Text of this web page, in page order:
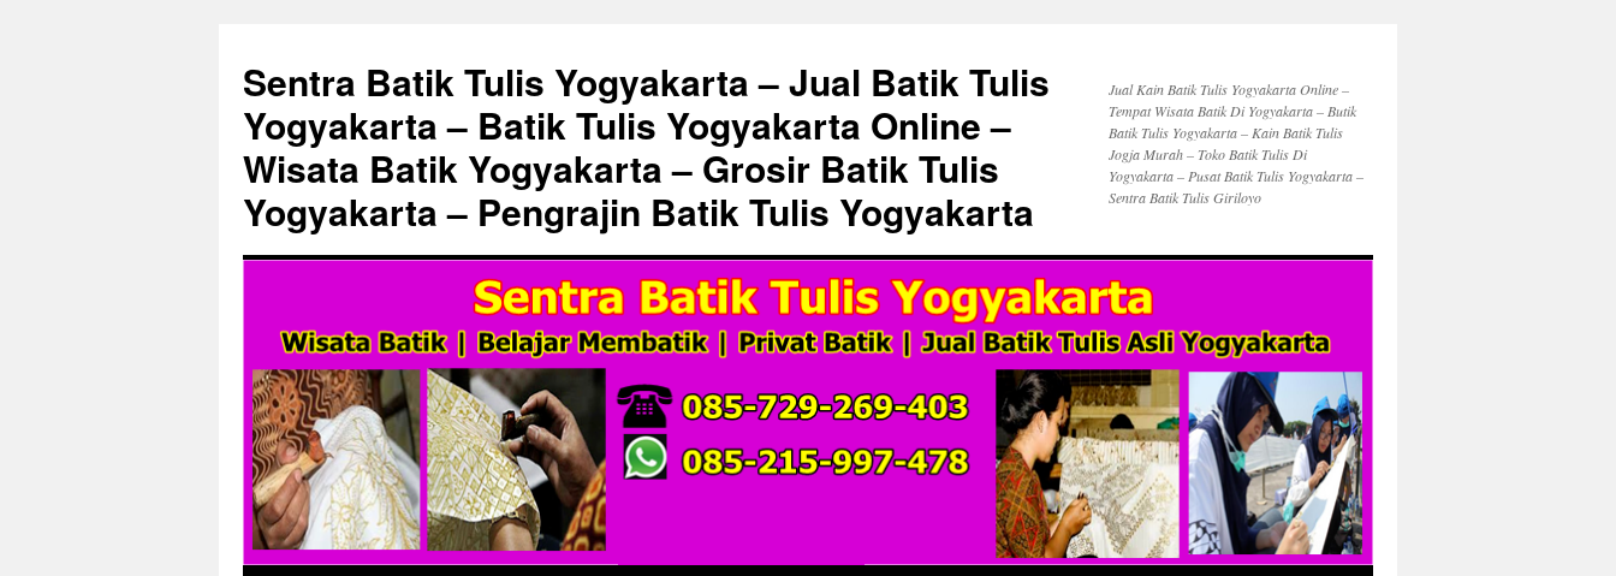
Sentra Batik Tulis Yogyakarta – Jual Batik Tulis
Yogyakarta – Batik Tulis Yogyakarta Online –
Wisata Batik Yogyakarta – Grosir Batik Tulis
Yogyakarta – Pengrajin Batik Tulis Yogyakarta
Jual Kain Batik Tulis Yogyakarta Online –
Tempat Wisata Batik Di Yogyakarta – Butik
Batik Tulis Yogyakarta – Kain Batik Tulis
Jogja Murah – Toko Batik Tulis Di
Yogyakarta – Pusat Batik Tulis Yogyakarta –
Sentra Batik Tulis Giriloyo